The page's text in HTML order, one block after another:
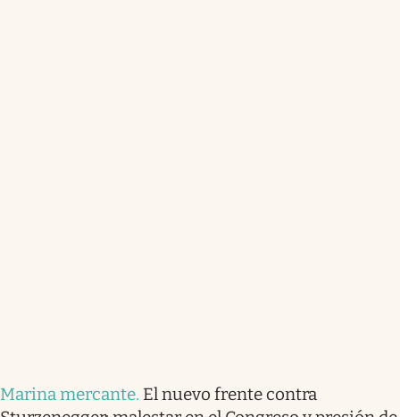
Marina mercante. El nuevo frente contra